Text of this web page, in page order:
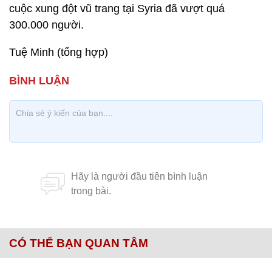
cuộc xung đột vũ trang tại Syria đã vượt quá
300.000 người.
Tuệ Minh (tổng hợp)
CÓ THỂ BẠN QUAN TÂM